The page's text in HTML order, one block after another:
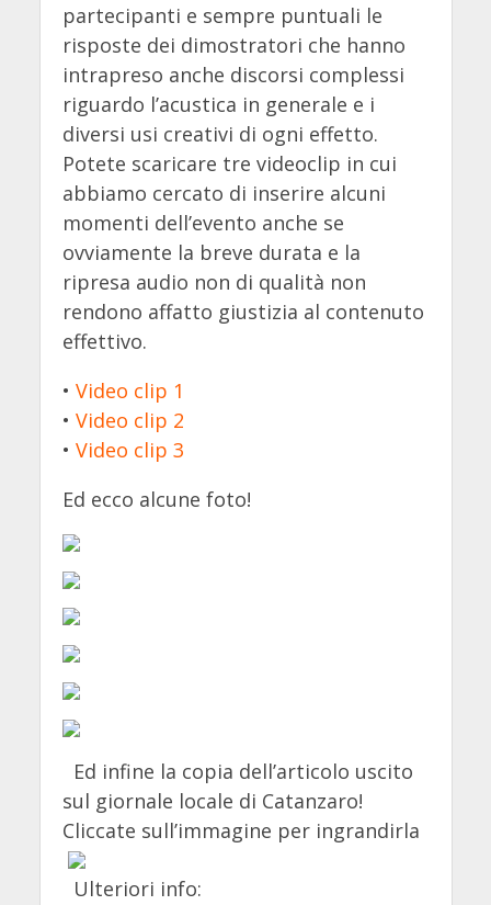
partecipanti e sempre puntuali le
risposte dei dimostratori che hanno
intrapreso anche discorsi complessi
riguardo l’acustica in generale e i
diversi usi creativi di ogni effetto.
Potete scaricare tre videoclip in cui
abbiamo cercato di inserire alcuni
momenti dell’evento anche se
ovviamente la breve durata e la
ripresa audio non di qualità non
rendono affatto giustizia al contenuto
effettivo.
• Video clip 1
• Video clip 2
• Video clip 3
Ed ecco alcune foto!
Ed infine la copia dell’articolo uscito
sul giornale locale di Catanzaro!
Cliccate sull’immagine per ingrandirla
Ulteriori info: